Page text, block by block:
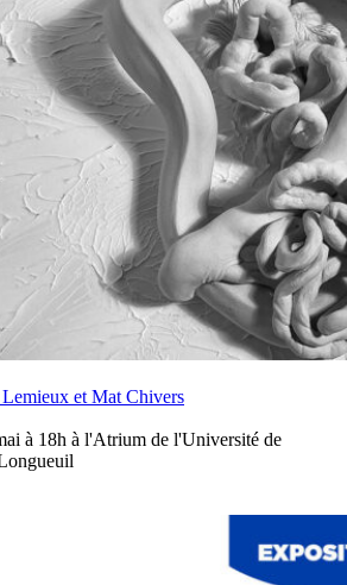
et Mat Chivers
à 18h à l'Atrium de l'Université de